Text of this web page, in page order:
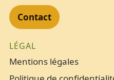
Contact
LÉGAL
Mentions légales